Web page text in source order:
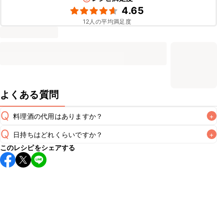
4.65
12人の平均満足度
よくある質問
Q 料理酒の代用はありますか？ +
A
Q 日持ちはどれくらいですか？ +
保存期間は冷蔵で翌日中が目安です。なるべくお早めにお召
し上がりください。
このレシピをシェアする